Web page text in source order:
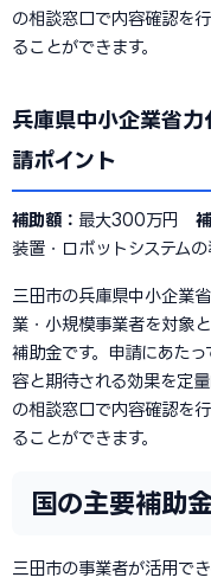
の相談窓口で内容確認を
ることができます。
兵庫県中小企業省
請ポイント
補助額： 最大300万円
装置・ロボットシステムの
三田市の兵庫県中小企業
業・小規模事業者を対象
補助金です。申請にあた
容と期待される効果を定
の相談窓口で内容確認を
ることができます。
国の主要補助
三田市の事業者が活用で